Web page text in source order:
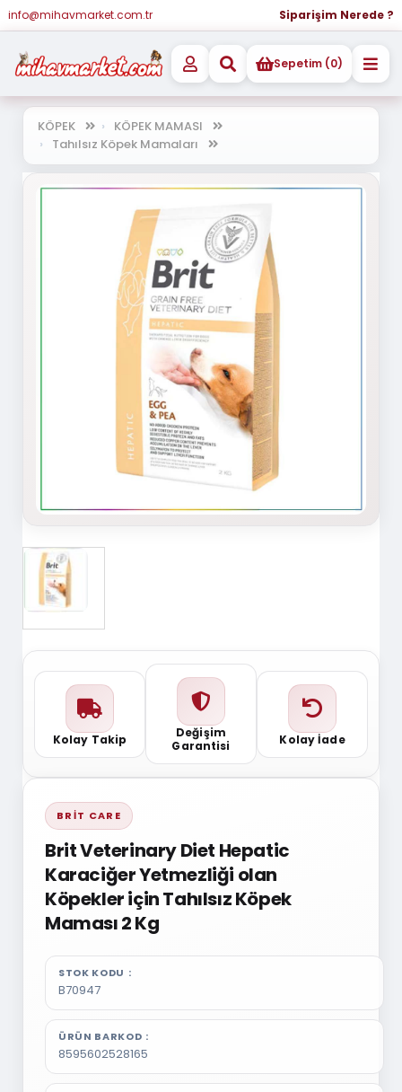
info@mihavmarket.com.tr Siparişim Nerede ?
Sepetim (0)
KÖPEK
KÖPEK MAMASI
Tahılsız Köpek Mamaları
Kolay Takip
Değişim
Garantisi
Kolay İade
BRIT CARE
Brit Veterinary Diet Hepatic
Karaciğer Yetmezliği olan
Köpekler için Tahılsız Köpek
Maması 2 Kg
STOK KODU
B70947
ÜRÜN BARKOD
8595602528165